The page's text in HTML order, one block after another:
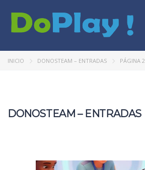
INICIO DONOSTEAM – ENTRADAS PÁGINA 2
DONOSTEAM – ENTRADAS